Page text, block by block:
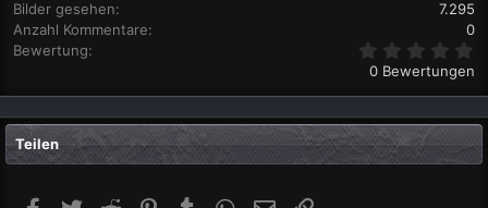
Bilder gesehen
7.295
Anzahl Kommentare
0
Bewertung
0
S
t
e
r
0 Bewertungen
Teilen